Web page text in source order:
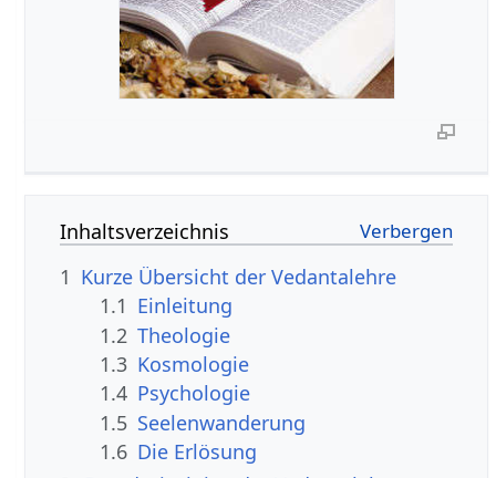
Inhaltsverzeichnis
1 Kurze Übersicht der Vedantalehre
1.1 Einleitung
1.2 Theologie
1.3 Kosmologie
1.4 Psychologie
1.5 Seelenwanderung
1.6 Die Erlösung